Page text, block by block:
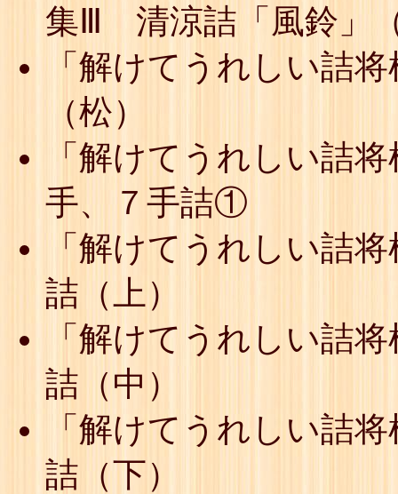
集Ⅲ 清涼詰「風鈴」
「解けてうれしい詰
（松）
「解けてうれしい詰
手、７手詰①
「解けてうれしい詰
詰（上）
「解けてうれしい詰
詰（中）
「解けてうれしい詰
詰（下）